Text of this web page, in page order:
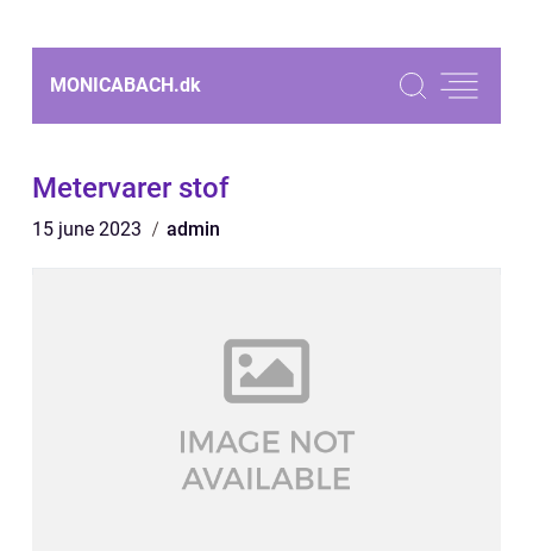
MONICABACH.dk
Metervarer stof
15 june 2023 admin